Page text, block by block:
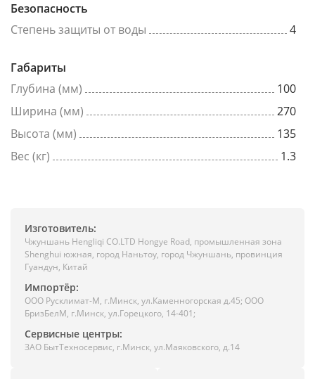
Безопасность
Степень защиты от воды
4
Габариты
Глубина (мм)
100
Ширина (мм)
270
Высота (мм)
135
Вес (кг)
1.3
Изготовитель:
Чжуншань Hengliqi CO.LTD Hongye Road, промышленная зона
Shenghui южная, город Наньтоу, город Чжуншань, провинция
Гуандун, Китай
Импортёр:
ООО Русклимат-М, г.Минск, ул.Каменногорская д.45; ООО
БризБелМ, г.Минск, ул.Горецкого, 14-401;
Сервисные центры:
ЗАО БытТехносервис, г.Минск, ул.Маяковского, д.14